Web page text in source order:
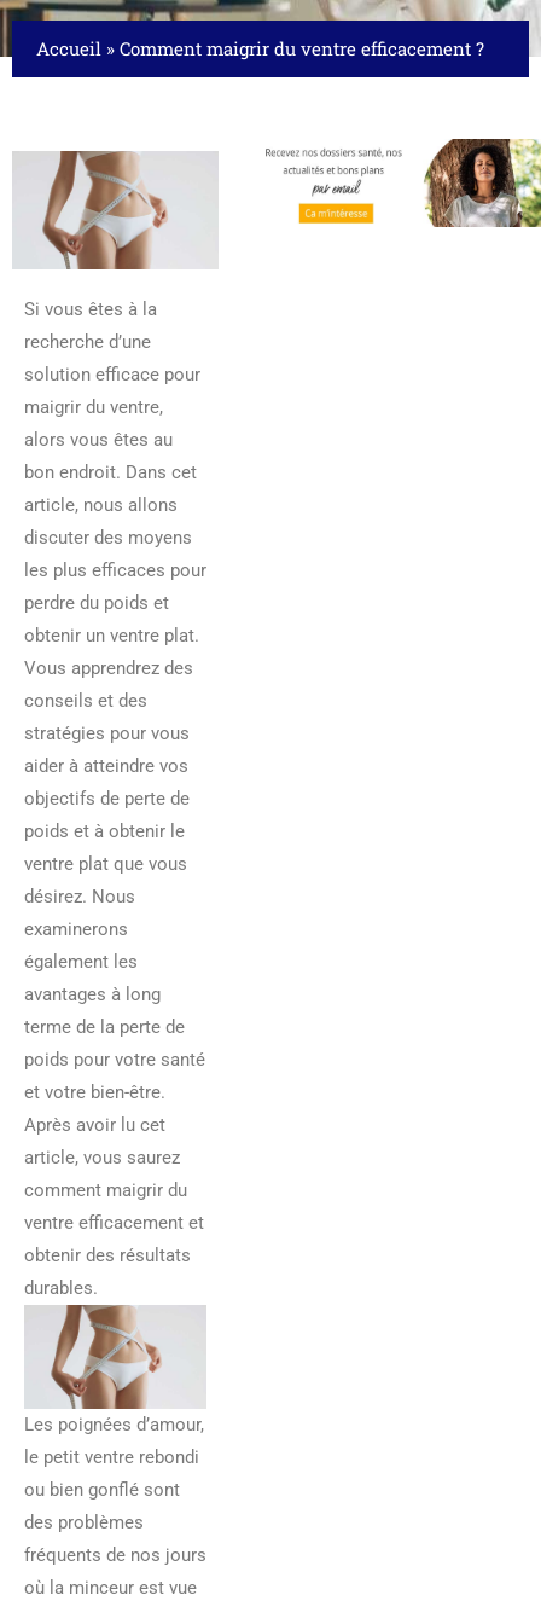
Accueil » Comment maigrir du ventre efficacement ?
Si vous êtes à la
recherche d’une
solution efficace pour
maigrir du ventre,
alors vous êtes au
bon endroit. Dans cet
article, nous allons
discuter des moyens
les plus efficaces pour
perdre du poids et
obtenir un ventre plat.
Vous apprendrez des
conseils et des
stratégies pour vous
aider à atteindre vos
objectifs de perte de
poids et à obtenir le
ventre plat que vous
désirez. Nous
examinerons
également les
avantages à long
terme de la perte de
poids pour votre santé
et votre bien-être.
Après avoir lu cet
article, vous saurez
comment maigrir du
ventre efficacement et
obtenir des résultats
durables.
Les poignées d’amour,
le petit ventre rebondi
ou bien gonflé sont
des problèmes
fréquents de nos jours
où la minceur est vue